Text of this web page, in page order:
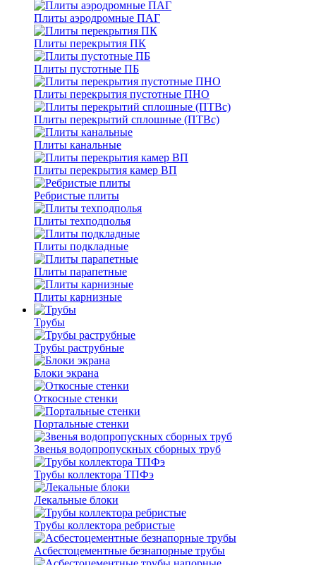
Плиты аэродромные ПАГ
Плиты перекрытия ПК
Плиты пустотные ПБ
Плиты перекрытия пустотные ПНО
Плиты перекрытий сплошные (ПТВс)
Плиты канальные
Плиты перекрытия камер ВП
Ребристые плиты
Плиты техподполья
Плиты подкладные
Плиты парапетные
Плиты карнизные
Трубы
Трубы раструбные
Блоки экрана
Откосные стенки
Портальные стенки
Звенья водопропускных сборных труб
Трубы коллектора ТПФэ
Лекальные блоки
Трубы коллектора ребристые
Асбестоцементные безнапорные трубы